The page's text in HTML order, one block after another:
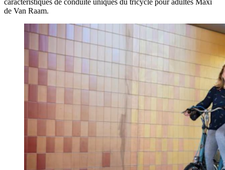
caractéristiques de conduite uniques du tricycle pour adultes Maxi
de Van Raam.